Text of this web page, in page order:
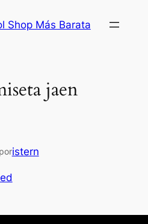
Shop Más Barata
jaen
istern